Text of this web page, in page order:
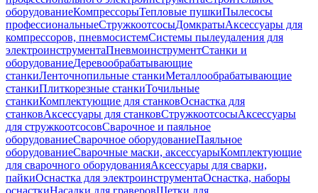
оборудованиеКомпрессорыТепловые пушкиПылесосы
профессиональныеСтружкоотсосыДомкратыАксессуары для
компрессоров, пневмосистемСистемы пылеудаления для
электроинструментаПневмоинструментСтанки и
оборудованиеДеревообрабатывающие
станкиЛенточнопильные станкиМеталлообрабатывающие
станкиПлиткорезные станкиТочильные
станкиКомплектующие для станковОснастка для
станковАксессуары для станковСтружкоотсосыАксессуары
для стружкоотсосовСварочное и паяльное
оборудованиеСварочное оборудованиеПаяльное
оборудованиеСварочные маски, аксессуарыКомплектующие
для сварочного оборудованияАксессуары для сварки,
пайкиОснастка для электроинструментаОснастка, наборы
оснасткиНасадки для граверовЩетки для